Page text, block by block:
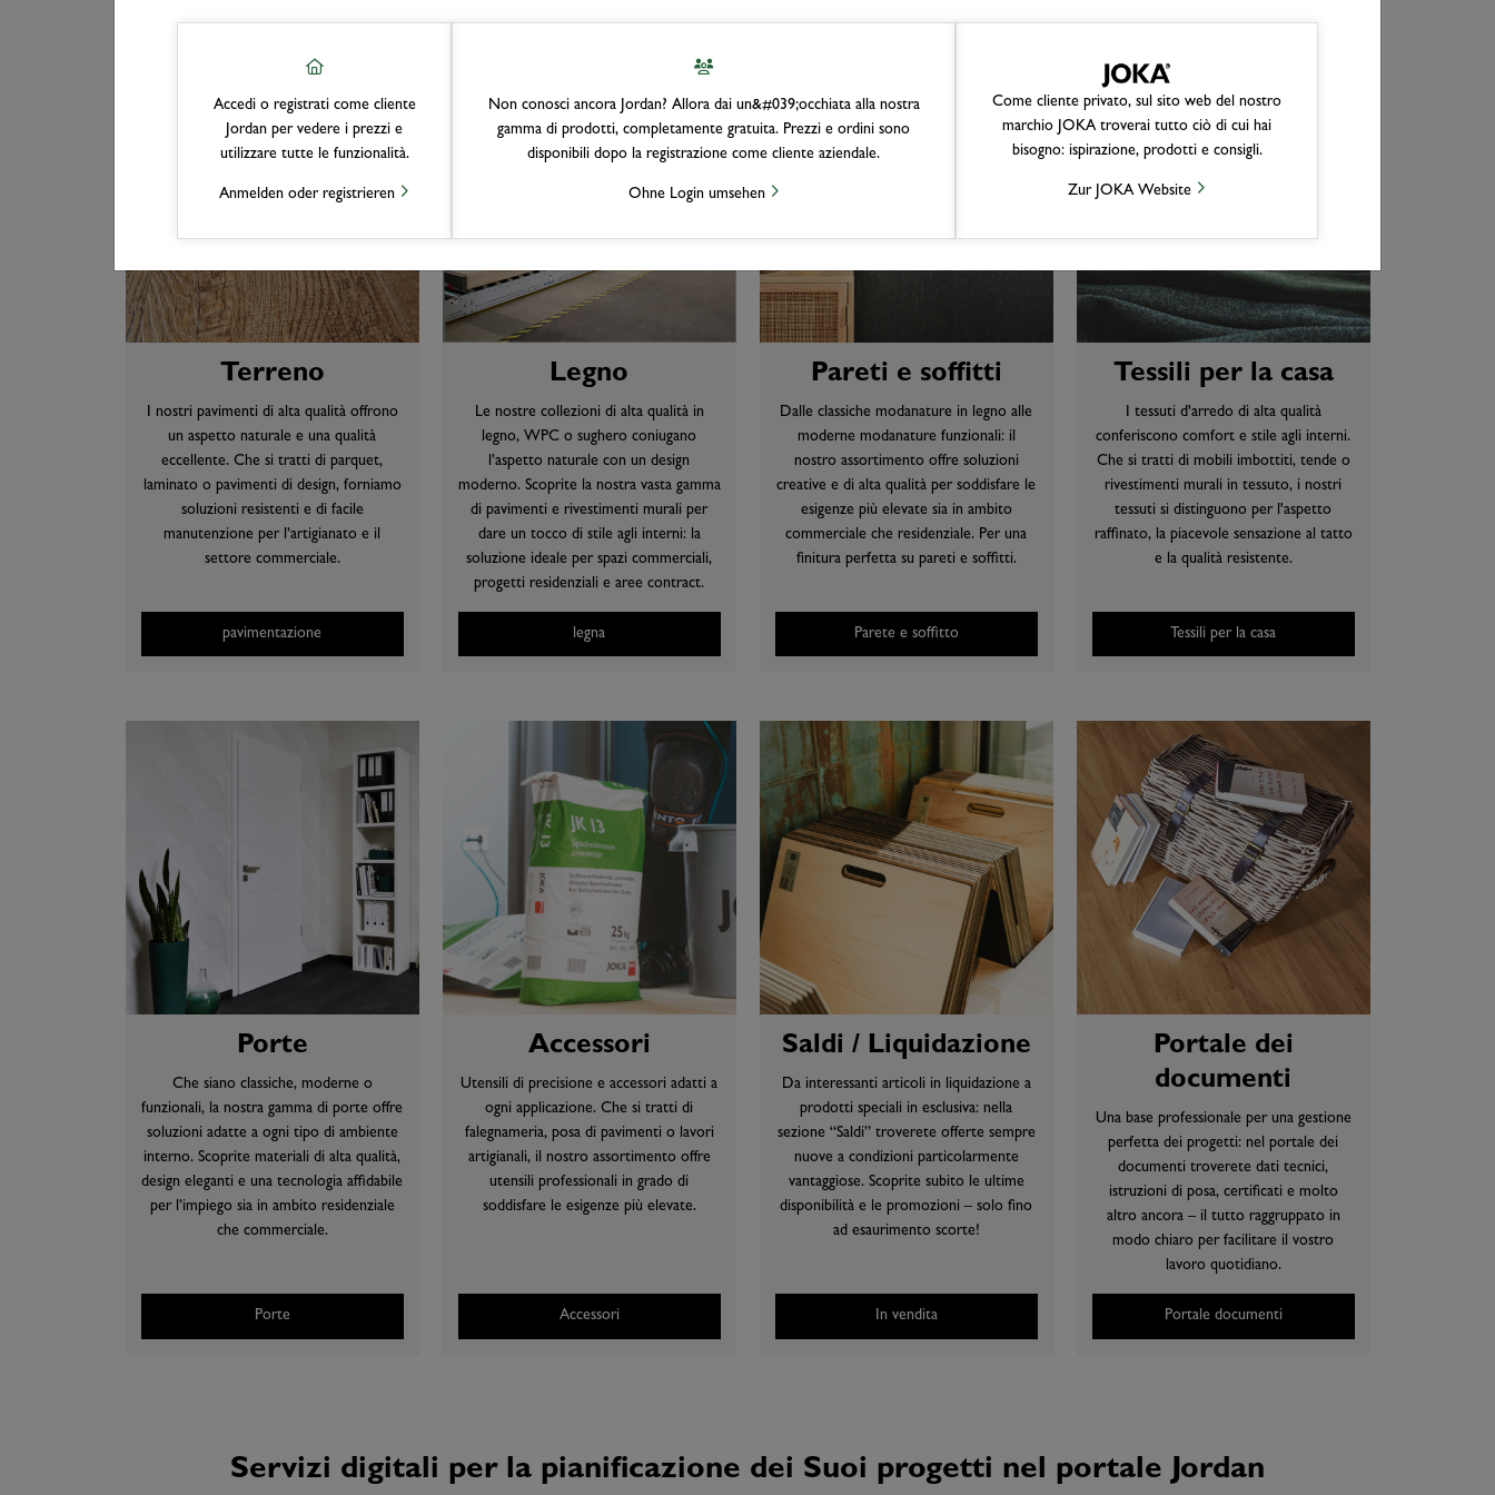
Accedi o registrati come cliente
Jordan per vedere i prezzi e
utilizzare tutte le funzionalità.
Anmelden oder registrieren
Non conosci ancora Jordan? Allora dai un&#039;occhiata alla nostra
gamma di prodotti, completamente gratuita. Prezzi e ordini sono
disponibili dopo la registrazione come cliente aziendale.
Ohne Login umsehen
Come cliente privato, sul sito web del nostro
marchio JOKA troverai tutto ciò di cui hai
bisogno: ispirazione, prodotti e consigli.
Zur JOKA Website
Terreno
I nostri pavimenti di alta qualità offrono
un aspetto naturale e una qualità
eccellente. Che si tratti di parquet,
laminato o pavimenti di design, forniamo
soluzioni resistenti e di facile
manutenzione per l’artigianato e il
settore commerciale.
pavimentazione
Legno
Le nostre collezioni di alta qualità in
legno, WPC o sughero coniugano
l’aspetto naturale con un design
moderno. Scoprite la nostra vasta gamma
di pavimenti e rivestimenti murali per
dare un tocco di stile agli interni: la
soluzione ideale per spazi commerciali,
progetti residenziali e aree contract.
legna
Pareti e soffitti
Dalle classiche modanature in legno alle
moderne modanature funzionali: il
nostro assortimento offre soluzioni
creative e di alta qualità per soddisfare le
esigenze più elevate sia in ambito
commerciale che residenziale. Per una
finitura perfetta su pareti e soffitti.
Parete e soffitto
Tessili per la casa
I tessuti d'arredo di alta qualità
conferiscono comfort e stile agli interni.
Che si tratti di mobili imbottiti, tende o
rivestimenti murali in tessuto, i nostri
tessuti si distinguono per l'aspetto
raffinato, la piacevole sensazione al tatto
e la qualità resistente.
Tessili per la casa
Porte
Che siano classiche, moderne o
funzionali, la nostra gamma di porte offre
soluzioni adatte a ogni tipo di ambiente
interno. Scoprite materiali di alta qualità,
design eleganti e una tecnologia affidabile
per l’impiego sia in ambito residenziale
che commerciale.
Porte
Accessori
Utensili di precisione e accessori adatti a
ogni applicazione. Che si tratti di
falegnameria, posa di pavimenti o lavori
artigianali, il nostro assortimento offre
utensili professionali in grado di
soddisfare le esigenze più elevate.
Accessori
Saldi / Liquidazione
Da interessanti articoli in liquidazione a
prodotti speciali in esclusiva: nella
sezione “Saldi” troverete offerte sempre
nuove a condizioni particolarmente
vantaggiose. Scoprite subito le ultime
disponibilità e le promozioni – solo fino
ad esaurimento scorte!
In vendita
Portale dei
documenti
Una base professionale per una gestione
perfetta dei progetti: nel portale dei
documenti troverete dati tecnici,
istruzioni di posa, certificati e molto
altro ancora – il tutto raggruppato in
modo chiaro per facilitare il vostro
lavoro quotidiano.
Portale documenti
Servizi digitali per la pianificazione dei Suoi progetti nel portale Jordan